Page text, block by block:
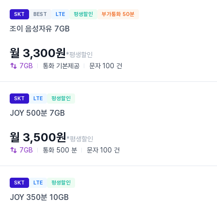
SKT BEST LTE 평생할인 부가통화 50분
조이 음성자유 7GB
7GB 통화 기본제공 문자 100 건
월 3,300원*평생할인
SKT LTE 평생할인
JOY 500분 7GB
7GB 통화 500 분 문자 100 건
월 3,500원*평생할인
SKT LTE 평생할인
JOY 350분 10GB